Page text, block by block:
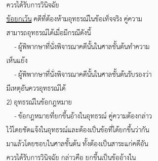
ควรได้รับการวินิจฉัย
ข้อยกเว้นคดีที่ต้องห้ามอุทธรณ์ในข้อเท็จจริง คู่ความ
สามารถอุทธรณ์ได้เมื่อมีกรณีดังนี้
- ผู้พิพากษาที่นั่งพิจารณาคดีนั้นในศาลชั้นต้นทำความ
เห็นแย้ง
- ผู้พิพากษาที่นั่งพิจารณาคดีนั้นในศาลชั้นต้นรับรองว่า
มีเหตุอันควรอุทธรณ์ได้
2) อุทธรณ์ในข้อกฎหมาย
- ข้อกฎหมายที่ยกขึ้นอ้างในอุทธรณ์ คู่ความต้องกล่าว
ไว้โดยชัดแจ้งในอุทธรณ์และต้องเป็นข้อที่ได้ยกขึ้นว่ากัน
มาแล้วโดยชอบในศาลชั้นต้น ทั้งต้องเป็นสาระแก่คดีอัน
ควรได้รับการวินิจฉัย กล่าวคือ ยกขึ้นเป็นข้ออ้างใน